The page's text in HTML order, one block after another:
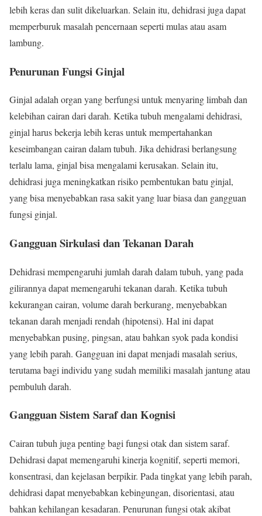
lebih keras dan sulit dikeluarkan. Selain itu, dehidrasi juga dapat
memperburuk masalah pencernaan seperti mulas atau asam
lambung.
Penurunan Fungsi Ginjal
Ginjal adalah organ yang berfungsi untuk menyaring limbah dan
kelebihan cairan dari darah. Ketika tubuh mengalami dehidrasi,
ginjal harus bekerja lebih keras untuk mempertahankan
keseimbangan cairan dalam tubuh. Jika dehidrasi berlangsung
terlalu lama, ginjal bisa mengalami kerusakan. Selain itu,
dehidrasi juga meningkatkan risiko pembentukan batu ginjal,
yang bisa menyebabkan rasa sakit yang luar biasa dan gangguan
fungsi ginjal.
Gangguan Sirkulasi dan Tekanan Darah
Dehidrasi mempengaruhi jumlah darah dalam tubuh, yang pada
gilirannya dapat memengaruhi tekanan darah. Ketika tubuh
kekurangan cairan, volume darah berkurang, menyebabkan
tekanan darah menjadi rendah (hipotensi). Hal ini dapat
menyebabkan pusing, pingsan, atau bahkan syok pada kondisi
yang lebih parah. Gangguan ini dapat menjadi masalah serius,
terutama bagi individu yang sudah memiliki masalah jantung atau
pembuluh darah.
Gangguan Sistem Saraf dan Kognisi
Cairan tubuh juga penting bagi fungsi otak dan sistem saraf.
Dehidrasi dapat memengaruhi kinerja kognitif, seperti memori,
konsentrasi, dan kejelasan berpikir. Pada tingkat yang lebih parah,
dehidrasi dapat menyebabkan kebingungan, disorientasi, atau
bahkan kehilangan kesadaran. Penurunan fungsi otak akibat